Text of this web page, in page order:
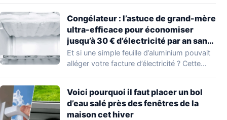
Congélateur : l’astuce de grand-mère
ultra-efficace pour économiser
jusqu’à 30 € d’électricité par an sans
effort
Et si une simple feuille d’aluminium pouvait
alléger votre facture d’électricité ? Cette
Voici pourquoi il faut placer un bol
d’eau salé près des fenêtres de la
maison cet hiver